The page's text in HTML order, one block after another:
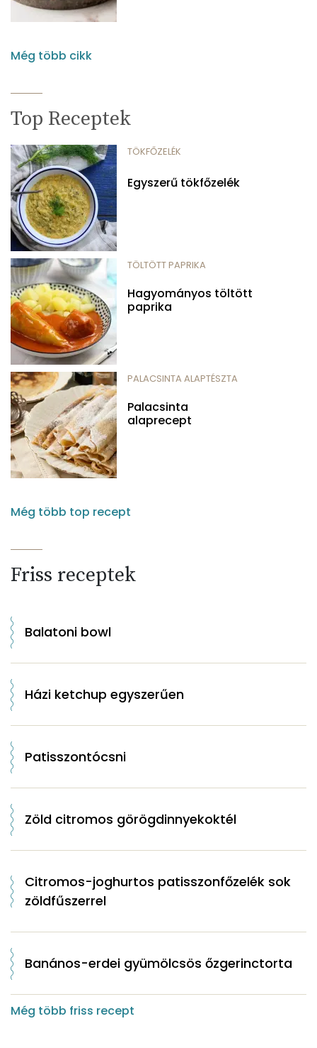
Még több cikk
Top Receptek
TÖKFŐZELÉK
Egyszerű tökfőzelék
TÖLTÖTT PAPRIKA
Hagyományos töltött
paprika
PALACSINTA ALAPTÉSZTA
Palacsinta
alaprecept
Még több top recept
Friss receptek
Balatoni bowl
Házi ketchup egyszerűen
Patisszontócsni
Zöld citromos görögdinnyekoktél
Citromos-joghurtos patisszonfőzelék sok
zöldfűszerrel
Banános-erdei gyümölcsös őzgerinctorta
Még több friss recept